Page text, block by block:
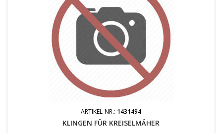
ARTIKEL-NR.: 1431494
KLINGEN FÜR KREISELMÄHER